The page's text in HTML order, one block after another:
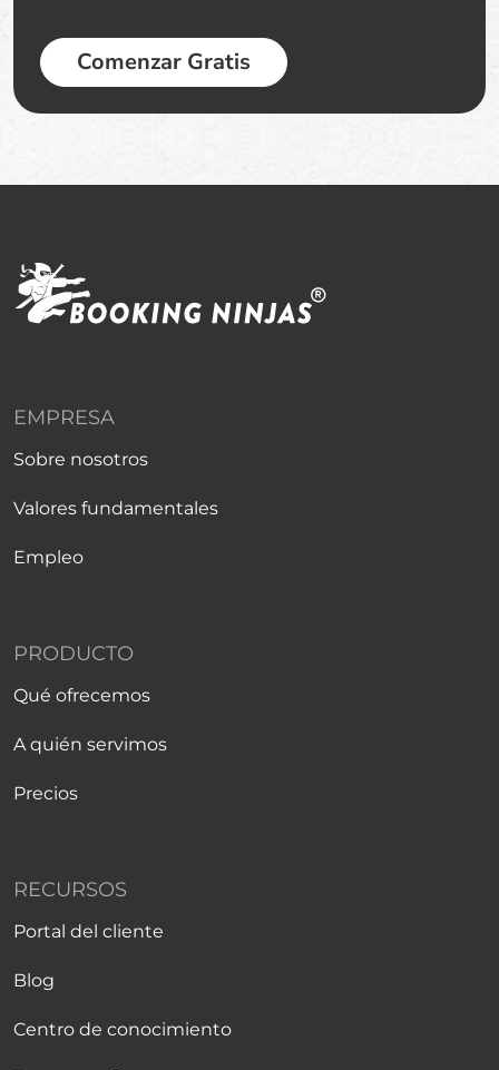
Comenzar Gratis
EMPRESA
Sobre nosotros
Valores fundamentales
Empleo
PRODUCTO
Qué ofrecemos
A quién servimos
Precios
RECURSOS
Portal del cliente
Blog
Centro de conocimiento